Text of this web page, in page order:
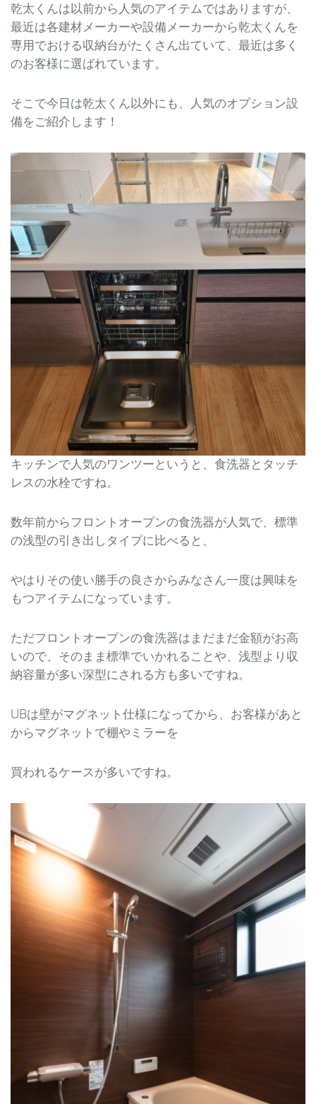
乾太くんは以前から人気のアイテムではありますが、
最近は各建材メーカーや設備メーカーから乾太くんを
専用でおける収納台がたくさん出ていて、最近は多く
のお客様に選ばれています。
そこで今日は乾太くん以外にも、人気のオプション設
備をご紹介します！
キッチンで人気のワンツーというと、食洗器とタッチ
レスの水栓ですね。
数年前からフロントオープンの食洗器が人気で、標準
の浅型の引き出しタイプに比べると、
やはりその使い勝手の良さからみなさん一度は興味を
もつアイテムになっています。
ただフロントオープンの食洗器はまだまだ金額がお高
いので、そのまま標準でいかれることや、浅型より収
納容量が多い深型にされる方も多いですね。
UBは壁がマグネット仕様になってから、お客様があと
からマグネットで棚やミラーを
買われるケースが多いですね。